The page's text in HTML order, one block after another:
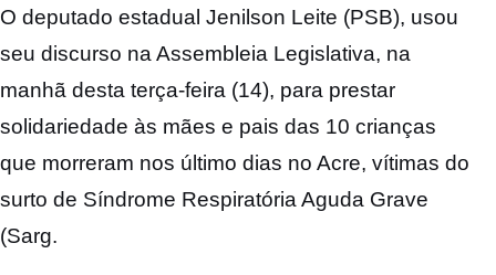
O deputado estadual Jenilson Leite (PSB), usou
seu discurso na Assembleia Legislativa, na
manhã desta terça-feira (14), para prestar
solidariedade às mães e pais das 10 crianças
que morreram nos último dias no Acre, vítimas do
surto de Síndrome Respiratória Aguda Grave
(Sarg.